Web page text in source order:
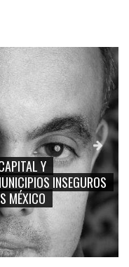
SERGIO MAYER,
CUAUHTÉMOC
Y
CIUDADANA